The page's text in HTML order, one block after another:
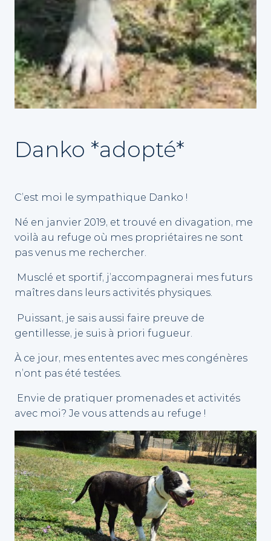
Danko *adopté*
C’est moi le sympathique Danko !
Né en janvier 2019, et trouvé en divagation, me
voilà au refuge où mes propriétaires ne sont
pas venus me rechercher.
Musclé et sportif, j’accompagnerai mes futurs
maîtres dans leurs activités physiques.
Puissant, je sais aussi faire preuve de
gentillesse, je suis à priori fugueur.
À ce jour, mes ententes avec mes congénères
n’ont pas été testées.
Envie de pratiquer promenades et activités
avec moi? Je vous attends au refuge !